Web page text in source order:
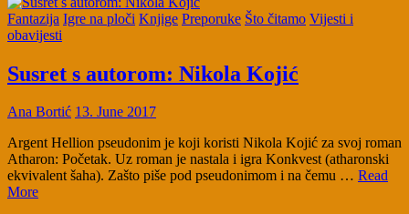
Fantazija Igre na ploči Knjige Preporuke Što čitamo Vijesti i
obavijesti
Susret s autorom: Nikola Kojić
Ana Bortić 13. June 2017
Argent Hellion pseudonim je koji koristi Nikola Kojić za svoj roman
Atharon: Početak. Uz roman je nastala i igra Konkvest (atharonski
ekvivalent šaha). Zašto piše pod pseudonimom i na čemu … Read
More